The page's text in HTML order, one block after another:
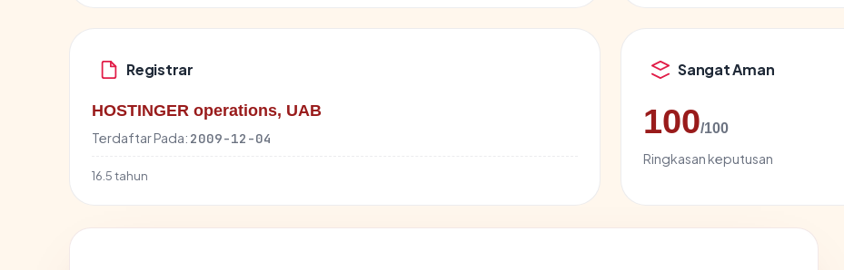
Registrar
HOSTINGER operations, UAB
Terdaftar Pada: 2009-12-04
16.5 tahun
Sangat Aman
100/100
Ringkasan keputusan